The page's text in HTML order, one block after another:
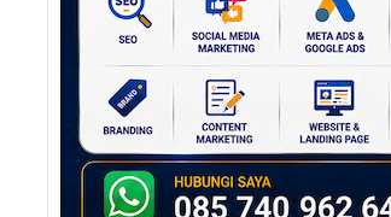
Setiap daerah memiliki
potensi ekonomi yang
berbeda, dan Klaten
adalah…